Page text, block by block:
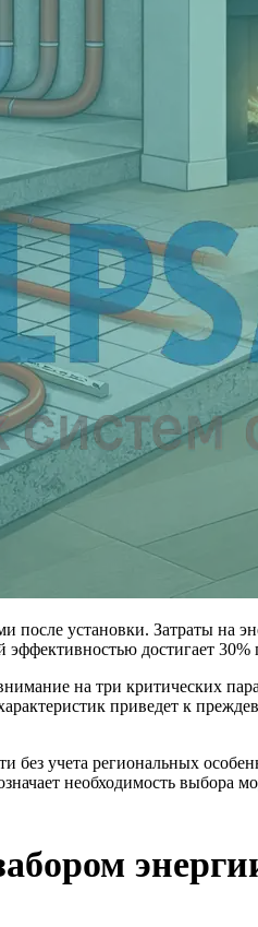
установки. Затраты на
эффективностью достигает
на три критических
приведет к
учета региональных
необходимость выбора